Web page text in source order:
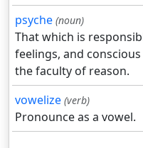
psyche (noun)
That which is
feelings, and
the faculty of reason.
vowelize (verb)
Pronounce as a vowel.